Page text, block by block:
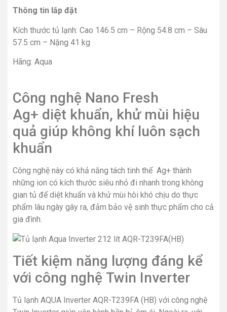
Thông tin lắp đặt
Kích thước tủ lạnh: Cao 146.5 cm – Rộng 54.8 cm – Sâu
57.5 cm – Nặng 41 kg
Hãng: Aqua
Công nghệ Nano Fresh
Ag+ diệt khuẩn, khử mùi hiệu
quả giúp không khí luôn sạch
khuẩn
Công nghệ này có khả năng tách tinh thể Ag+ thành
những ion có kích thước siêu nhỏ đi nhanh trong không
gian tủ để diệt khuẩn và khử mùi hôi khó chịu do thực
phẩm lâu ngày gây ra, đảm bảo vệ sinh thực phẩm cho cả
gia đình.
Tiết kiệm năng lượng đáng kể
với công nghệ Twin Inverter
Tủ lạnh AQUA Inverter AQR-T239FA (HB) với công nghệ